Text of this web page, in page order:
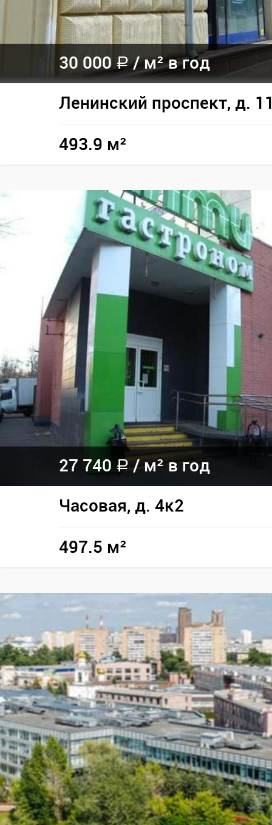
30 000 a /м² в год
Ленинский проспект, д.
493.9 м²
27 740 a /м² в год
Часовая, д. 4к2
497.5 м²